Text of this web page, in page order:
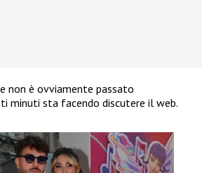
non è ovviamente passato
minuti sta facendo discutere il web.